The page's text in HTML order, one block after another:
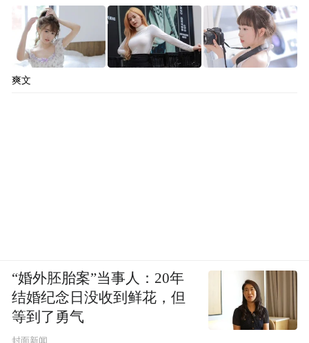
爽文
“婚外胚胎案”当事人：20年
结婚纪念日没收到鲜花，但
等到了勇气
封面新闻